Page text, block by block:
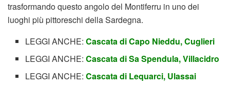
trasformando questo angolo del Montiferru in uno dei
luoghi più pittoreschi della Sardegna.
LEGGI ANCHE:Cascata di Capo Nieddu, Cuglieri
LEGGI ANCHE:Cascata di Sa Spendula, Villacidro
LEGGI ANCHE:Cascata di Lequarci, Ulassai